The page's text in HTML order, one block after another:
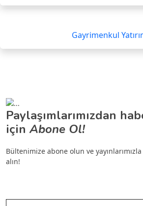
Gayrimenkul
Paylaşımlarımızdan
için Abone Ol!
Bültenimize abone olun ve
alın!
E-postanızı yazın…